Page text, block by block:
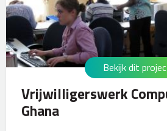
Vrijwilligerswerk
Ghana
Bekijk dit